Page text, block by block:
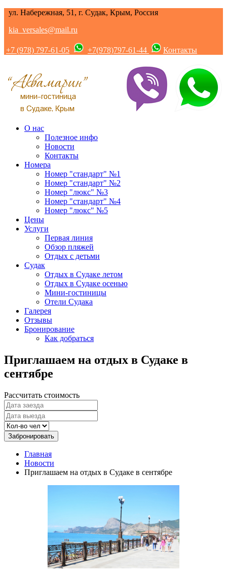
ул. Набережная, 51, г. Судак, Крым, Россия
kia_versales@mail.ru
+7 (978) 797-61-05 +7(978)797-61-44 Контакты
О нас
Полезное инфо
Новости
Контакты
Номера
Номер "стандарт" №1
Номер "стандарт" №2
Номер "люкс" №3
Номер "стандарт" №4
Номер "люкс" №5
Цены
Услуги
Первая линия
Обзор пляжей
Отдых с детьми
Судак
Отдых в Судаке летом
Отдых в Судаке осенью
Мини-гостиницы
Отели Судака
Галерея
Отзывы
Бронирование
Как добраться
Приглашаем на отдых в Судаке в
сентябре
Рассчитать стоимость
Забронировать
Главная
Новости
Приглашаем на отдых в Судаке в сентябре